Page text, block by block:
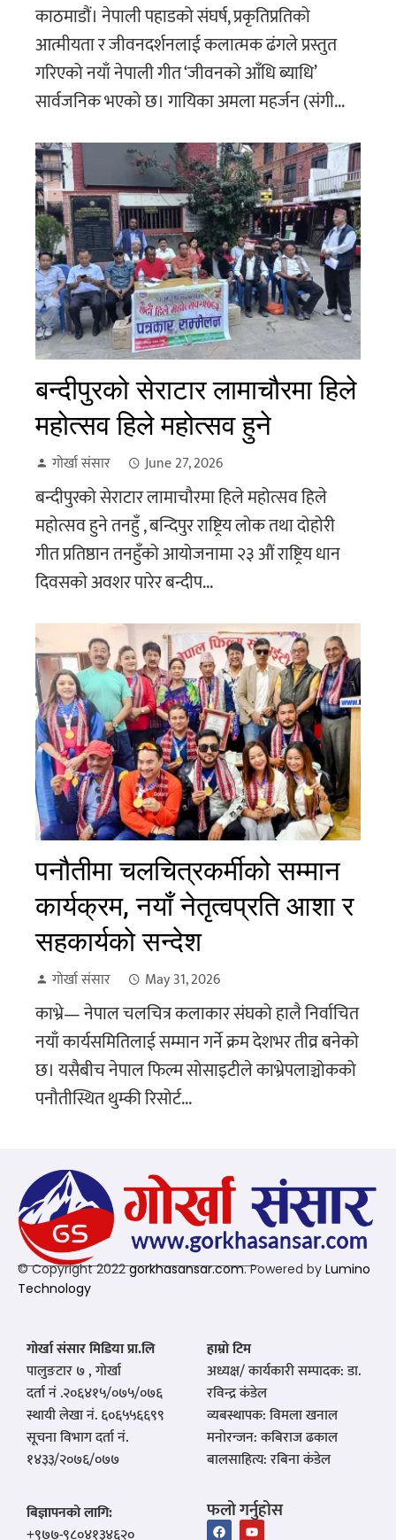
काठमाडौं। नेपाली पहाडको संघर्ष, प्रकृतिप्रतिको
आत्मीयता र जीवनदर्शनलाई कलात्मक ढंगले प्रस्तुत
गरिएको नयाँ नेपाली गीत ‘जीवनको आँधि ब्याधि’
सार्वजनिक भएको छ। गायिका अमला महर्जन (संगी...
बन्दीपुरको सेराटार लामाचौरमा हिले
महोत्सव हिले महाेत्सव हुने
गोर्खा संसार June 27, 2026
बन्दीपुरको सेराटार लामाचौरमा हिले महोत्सव हिले
महाेत्सव हुने तनहुँ , बन्दिपुर राष्ट्रिय लोक तथा दोहोरी
गीत प्रतिष्ठान तनहुँको आयोजनामा २३ औं राष्ट्रिय धान
दिवसकाे अवशर पारेर बन्दीप...
पनौतीमा चलचित्रकर्मीको सम्मान
कार्यक्रम, नयाँ नेतृत्वप्रति आशा र
सहकार्यको सन्देश
गोर्खा संसार May 31, 2026
काभ्रे— नेपाल चलचित्र कलाकार संघको हालै निर्वाचित
नयाँ कार्यसमितिलाई सम्मान गर्ने क्रम देशभर तीव्र बनेको
छ। यसैबीच नेपाल फिल्म सोसाइटीले काभ्रेपलाञ्चोकको
पनौतीस्थित थुम्की रिसोर्ट...
© Copyright 2022gorkhasansar.com. Powered by Lumino
Technology
गोर्खा संसार मिडिया प्रा.लि
पालुङटार ७ , गोर्खा
दर्ता नं .२०६४१५/०७५/०७६
स्थायी लेखा नं. ६०६५५६६९९
सूचना विभाग दर्ता नं.
१४३३/२०७६/०७७
हाम्रो टिम
अध्यक्ष/ कार्यकारी सम्पादक: डा.
रविन्द्र कंडेल
व्यबस्थापक: विमला खनाल
मनोरन्जन: कबिराज ढकाल
बालसाहित्य: रबिना कंडेल
बिज्ञापनको लागि:
‪+९७७-९८०४१३४६२०‬
फलो गर्नुहोस